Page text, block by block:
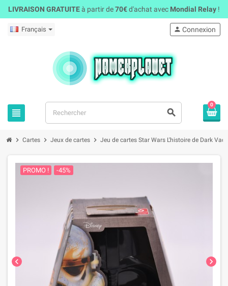
LIVRAISON GRATUITEà partir de70€d'achat avec Mondial Relay !
Français
view_headline search
person Connexion
0
chevron_right Cartes chevron_right Jeux de cartes chevron_right Jeu de cartes Star Wars L'histoire de Dark
chevron_left chevron_right
PROMO ! -45%